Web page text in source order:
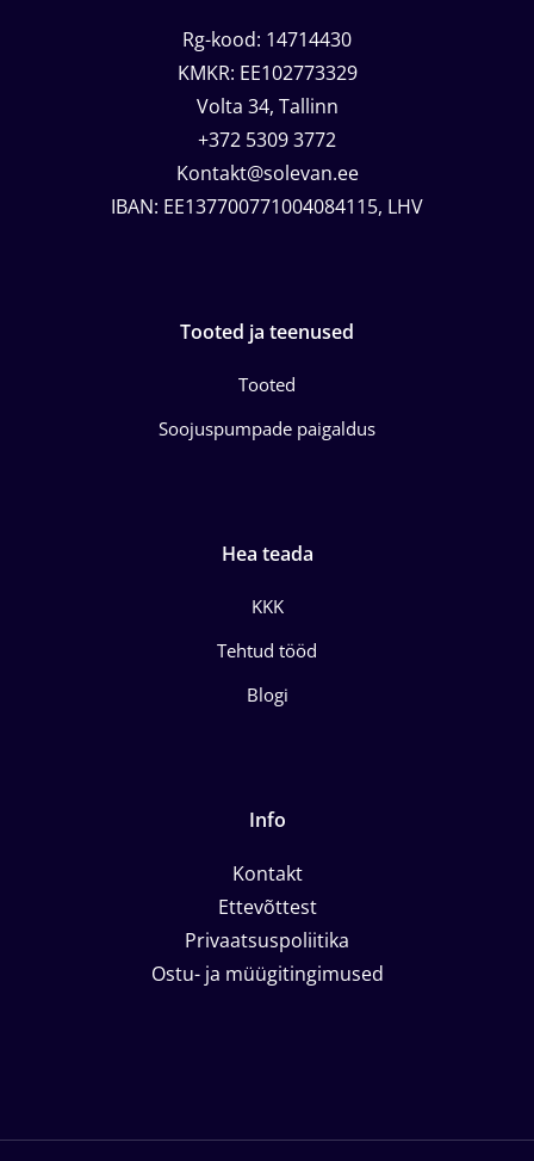
Rg-kood: 14714430
KMKR: EE102773329
Volta 34, Tallinn
+372 5309 3772
Kontakt@solevan.ee
IBAN: EE137700771004084115, LHV
Tooted ja teenused
Tooted
Soojuspumpade paigaldus
Hea teada
KKK
Tehtud tööd
Blogi
Info
Kontakt
Ettevõttest
Privaatsuspoliitika
Ostu- ja müügitingimused